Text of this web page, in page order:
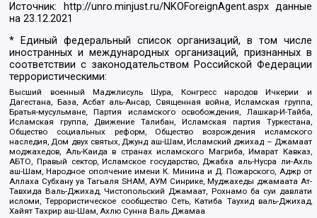
Источник: http://unro.minjust.ru/NKOForeignAgent.aspxданные
на23.12.2021
* Единый федеральный список организаций, в том числе
иностранных и международных организаций, признанных в
соответствии с законодательством Российской Федерации
террористическими:
Высший военный Маджлисуль Шура, Конгресс народов Ичкерии и
Дагестана, База, Асбат аль-Ансар, Священная война, Исламская группа,
Братья-мусульмане, Партия исламского освобождения, Лашкар-И-Тайба,
Исламская группа, Движение Талибан, Исламская партия Туркестана,
Общество социальных реформ, Общество возрождения исламского
наследия, Дом двух святых, Джунд аш-Шам, Исламский джихад – Джамаат
моджахедов, Аль-Каида в странах исламского Магриба, Имарат Кавказ,
АБТО, Правый сектор, Исламское государство, Джабха аль-Нусра ли-Ахль
аш-Шам, Народное ополчение имени К. Минина и Д. Пожарского, Аджр от
Аллаха Субхану уа Тагьаля SHAM, АУМ Синрике, Муджахеды джамаата Ат-
Тавхида Валь-Джихад, Чистопольский Джамаат, Рохнамо ба суи давлати
исломи, Террористическое сообщество Сеть, Катиба Таухид валь-Джихад,
Хайят Тахрир аш-Шам, Ахлю Сунна Валь Джамаа